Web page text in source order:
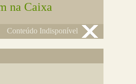
na Caixa
Conteúdo Indisponível